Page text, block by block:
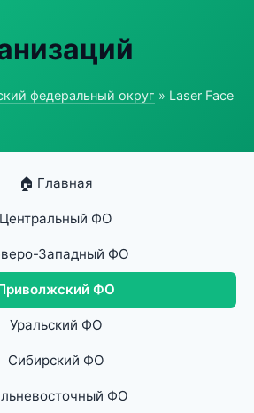
федеральный округ » Laser Face
🏠 Главная
Центральный ФО
Западный ФО
ФО
Уральский ФО
Сибирский ФО
ФО